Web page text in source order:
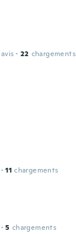
avis · 22 chargements
· 11 chargements
· 5 chargements